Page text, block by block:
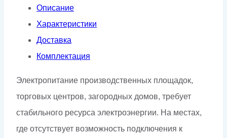
100-
T400
кожухе
Описание
Характеристики
Доставка
Комплектация
Электропитание производственных площадок,
торговых центров, загородных домов, требует
стабильного ресурса электроэнергии. На местах,
где отсутствует возможность подключения к